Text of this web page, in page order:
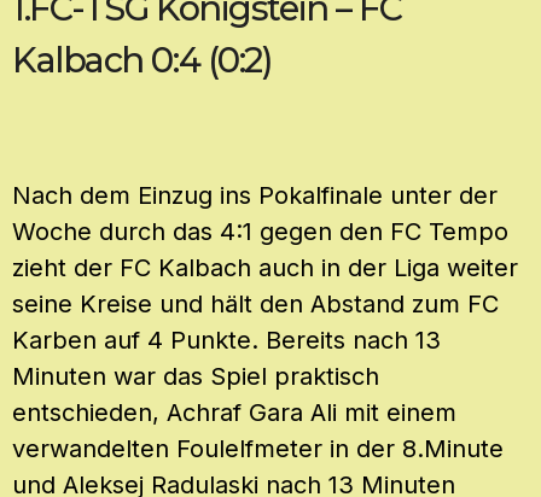
Kalbach 0:4 (0:2)
Nach dem Einzug ins Pokalfinale unter der
Woche durch das 4:1 gegen den FC Tempo
zieht der FC Kalbach auch in der Liga weiter
seine Kreise und hält den Abstand zum FC
Karben auf 4 Punkte. Bereits nach 13
Minuten war das Spiel praktisch
entschieden, Achraf Gara Ali mit einem
verwandelten Foulelfmeter in der 8.Minute
und Aleksej Radulaski nach 13 Minuten